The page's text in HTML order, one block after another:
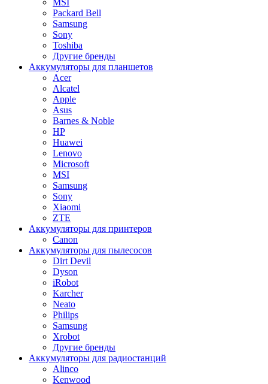
Packard Bell
Samsung
Sony
Toshiba
Другие бренды
Аккумуляторы для планшетов
Acer
Alcatel
Apple
Asus
Barnes & Noble
HP
Huawei
Lenovo
Microsoft
MSI
Samsung
Sony
Xiaomi
ZTE
Аккумуляторы для принтеров
Canon
Аккумуляторы для пылесосов
Dirt Devil
Dyson
iRobot
Karcher
Neato
Philips
Samsung
Xrobot
Другие бренды
Аккумуляторы для радиостанций
Alinco
Kenwood